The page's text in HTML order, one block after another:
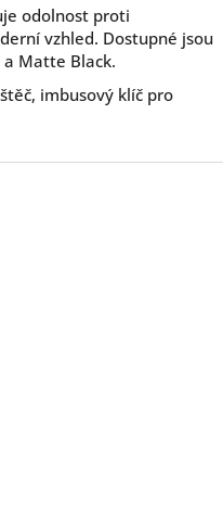
odolnost proti
vzhled. Dostupné jsou
Matte Black.
imbusový klíč pro